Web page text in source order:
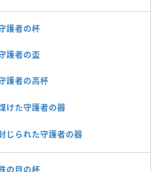
護者の杯
護者の盃
護者の高杯
けた守護者の器
じられた守護者の器
の目の杯